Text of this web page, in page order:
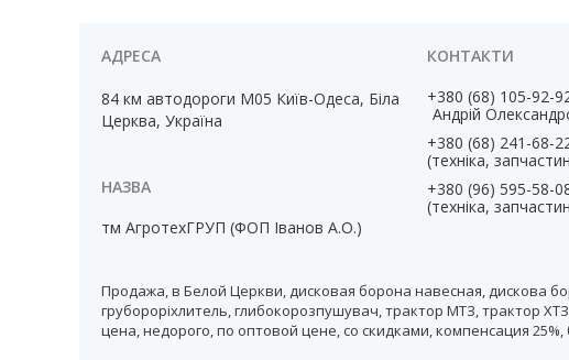
84 км автодороги М05 Київ-Одеса, Біла
Церква, Україна
тм АгротехГРУП (ФОП Іванов А.О.)
+380 (68) 105-92-
Андрій
+380 (68) 241-68-
(техніка,
+380 (96) 595-58-
(техніка,
Продажа, в Белой Церкви, дисковая борона навесная, дискова
грубороріхлитель, глибокорозпушувач, трактор МТЗ, трактор
цена, недорого, по оптовой цене, со скидками, компенсация